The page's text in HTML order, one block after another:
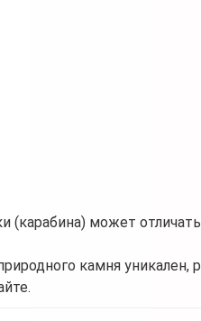
(карабина) может
камня